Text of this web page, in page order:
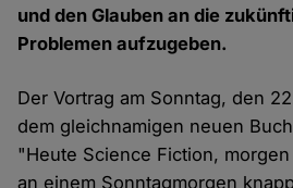
und den Glauben an die
Problemen aufzugeben.
Der Vortrag am Sonntag, den
dem gleichnamigen neuen
"Heute Science Fiction,
an einem Sonntagmorgen